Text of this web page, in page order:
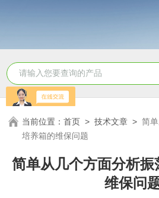
当前位置：首页 >技术文章 >简
培养箱的维保问题
简单从几个方面分析
维保问